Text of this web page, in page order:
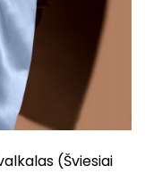
(Šviesiai